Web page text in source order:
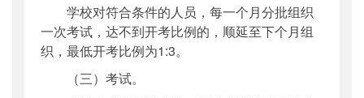
学校对符合条件的人员，每一个月分批组织
一次考试，达不到开考比例的，顺延至下个月组
织，最低开考比例为1:3。
（三）考试。